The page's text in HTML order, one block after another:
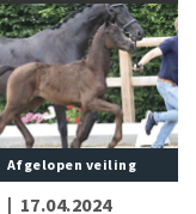
Afgelopen veiling
| 17.04.2024